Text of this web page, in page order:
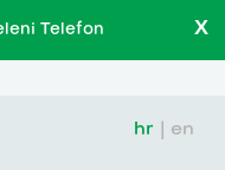
Telefon X
hr en